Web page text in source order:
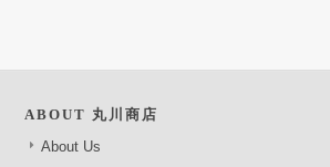
ABOUT 丸川商店
About Us